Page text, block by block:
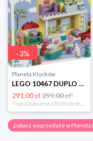
-3%
Planeta Klocków
LEGO 10467 DUPLO Dom rodzinny Lego
291.00 zł299.00 zł*
*najniższa cena z 30 dni przed obniżką
Zobacz wyprzedaże w